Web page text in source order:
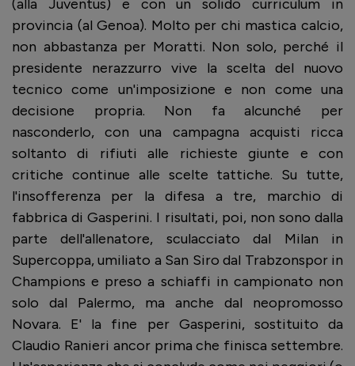
(alla Juventus) e con un solido curriculum in
provincia (al Genoa). Molto per chi mastica calcio,
non abbastanza per Moratti. Non solo, perché il
presidente nerazzurro vive la scelta del nuovo
tecnico come un'imposizione e non come una
decisione propria. Non fa alcunché per
nasconderlo, con una campagna acquisti ricca
soltanto di rifiuti alle richieste giunte e con
critiche continue alle scelte tattiche. Su tutte,
l'insofferenza per la difesa a tre, marchio di
fabbrica di Gasperini. I risultati, poi, non sono dalla
parte dell'allenatore, sculacciato dal Milan in
Supercoppa, umiliato a San Siro dal Trabzonspor in
Champions e preso a schiaffi in campionato non
solo dal Palermo, ma anche dal neopromosso
Novara. E' la fine per Gasperini, sostituito da
Claudio Ranieri ancor prima che finisca settembre.